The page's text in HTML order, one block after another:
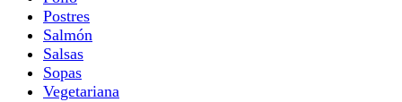
Postres
Salmón
Salsas
Sopas
Vegetariana